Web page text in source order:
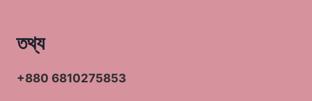
তথ্য
+880 6810275853